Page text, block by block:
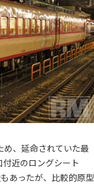
め、延命されていた最
近のロングシート
あったが、比較的原型